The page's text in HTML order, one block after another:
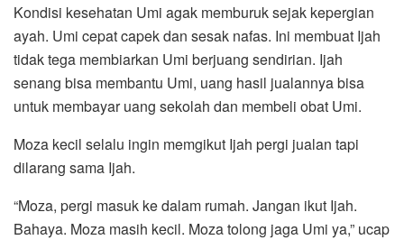
Kondisi kesehatan Umi agak memburuk sejak kepergian
ayah. Umi cepat capek dan sesak nafas. Ini membuat Ijah
tidak tega membiarkan Umi berjuang sendirian. Ijah
senang bisa membantu Umi, uang hasil jualannya bisa
untuk membayar uang sekolah dan membeli obat Umi.
Moza kecil selalu ingin memgikut Ijah pergi jualan tapi
dilarang sama Ijah.
“Moza, pergi masuk ke dalam rumah. Jangan ikut Ijah.
Bahaya. Moza masih kecil. Moza tolong jaga Umi ya,” ucap